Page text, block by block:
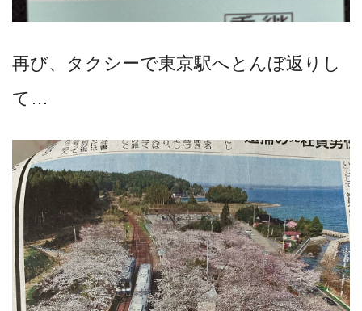
再び、タクシーで東京駅へとんぼ返りし
て…